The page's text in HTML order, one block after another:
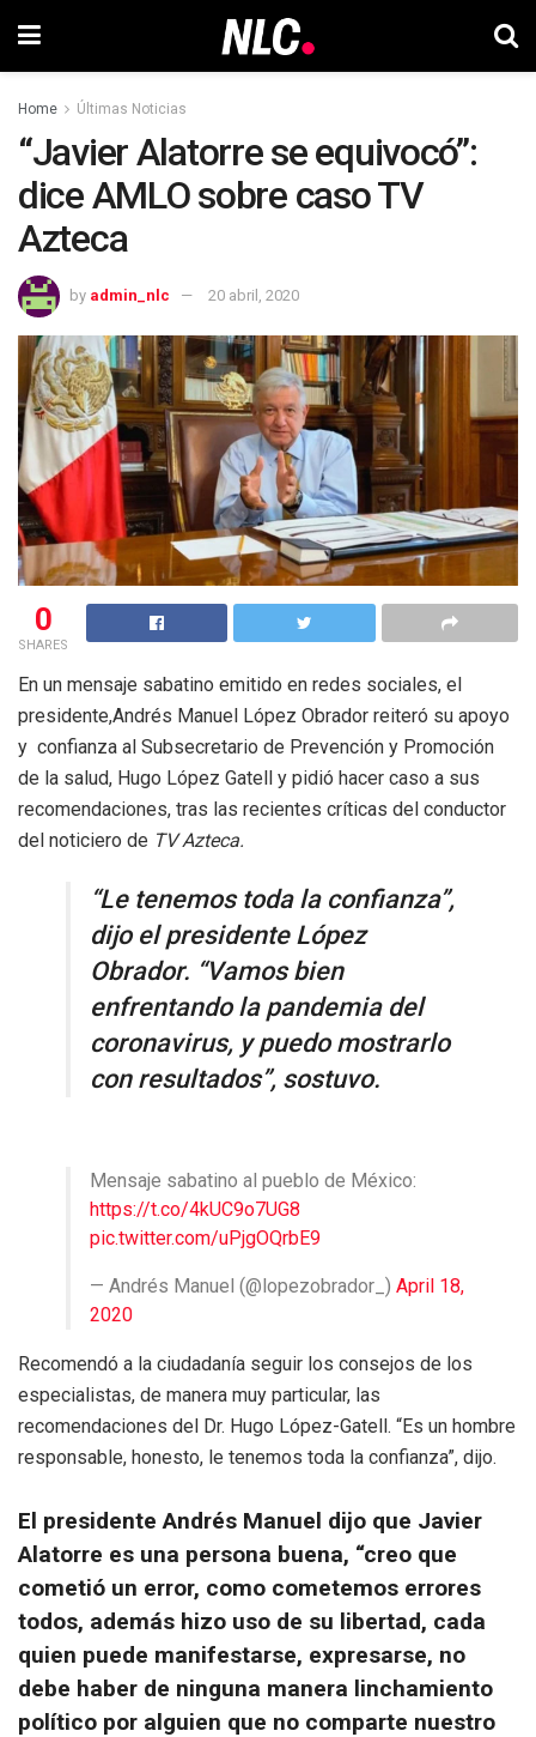
Home Últimas Noticias
“Javier Alatorre se equivocó”:
dice AMLO sobre caso TV
Azteca
by admin_nlc 20 abril, 2020
0
SHARES
En un mensaje sabatino emitido en redes sociales, el
presidente,Andrés Manuel López Obrador reiteró su apoyo
y confianza al Subsecretario de Prevención y Promoción
de la salud, Hugo López Gatell y pidió hacer caso a sus
recomendaciones, tras las recientes críticas del conductor
del noticiero de TV Azteca.
“Le tenemos toda la confianza”,
dijo el presidente López
Obrador. “Vamos bien
enfrentando la pandemia del
coronavirus, y puedo mostrarlo
con resultados”, sostuvo.
Mensaje sabatino al pueblo de México:
https://t.co/4kUC9o7UG8
pic.twitter.com/uPjgOQrbE9
— Andrés Manuel (@lopezobrador_) April 18,
2020
Recomendó a la ciudadanía seguir los consejos de los
especialistas, de manera muy particular, las
recomendaciones del Dr. Hugo López-Gatell. “Es un hombre
responsable, honesto, le tenemos toda la confianza”, dijo.
El presidente Andrés Manuel dijo que Javier
Alatorre es una persona buena, “creo que
cometió un error, como cometemos errores
todos, además hizo uso de su libertad, cada
quien puede manifestarse, expresarse, no
debe haber de ninguna manera linchamiento
político por alguien que no comparte nuestro